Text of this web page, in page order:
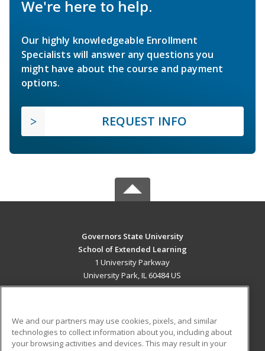
We're here to help.
Our highly knowledgeable Enrollment
Specialists will answer any questions you
might have about the course and payment
options.
REQUEST INFO
Governors State University
School of Extended Learning
1 University Parkway
University Park, IL 60484 US
ADDITIONAL RESOURCES
We and our partners may use cookies, pixels, and similar
technologies to collect information about you, including about
your browsing activities and devices. This may result in your